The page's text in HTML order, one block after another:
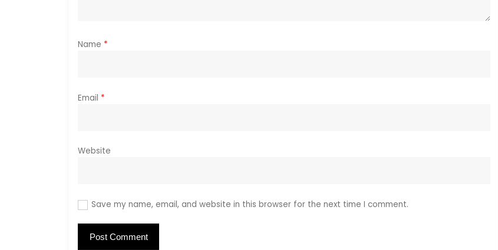
n
Name *
Email *
Website
Save my name, email, and website in this browser for the next time I comment.